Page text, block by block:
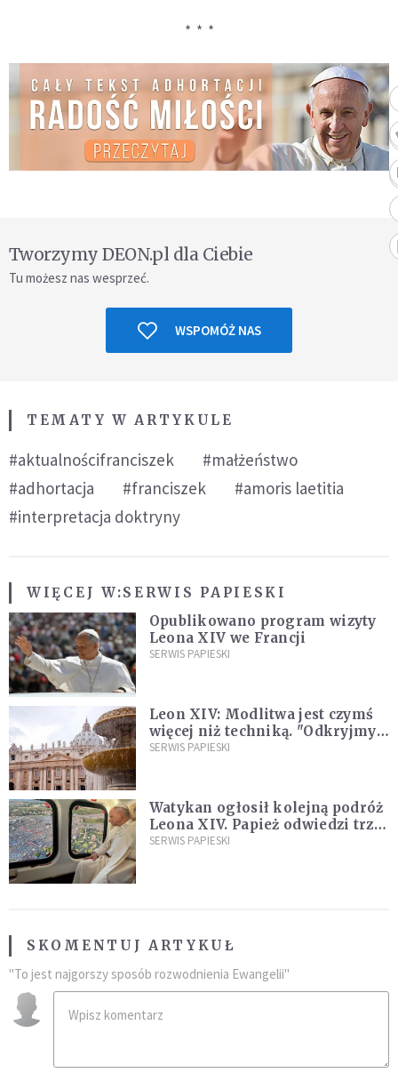
* * *
Tworzymy DEON.pl dla Ciebie
Tu możesz nas wesprzeć.
WSPOMÓŻ NAS
TEMATY W ARTYKULE
#aktualnościfranciszek
#małżeństwo
#adhortacja
#franciszek
#amoris laetitia
#interpretacja doktryny
WIĘCEJ W:SERWIS PAPIESKI
Opublikowano program wizyty
Leona XIV we Francji
SERWIS PAPIESKI
Leon XIV: Modlitwa jest czymś
więcej niż techniką. "Odkryjmy
ją na nowo"
SERWIS PAPIESKI
Watykan ogłosił kolejną podróż
Leona XIV. Papież odwiedzi trzy
kraje Ameryki Południowej
SERWIS PAPIESKI
SKOMENTUJ ARTYKUŁ
"To jest najgorszy sposób rozwodnienia Ewangelii"